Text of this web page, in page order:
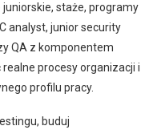
juniorskie, staże, programy
analyst, junior security
QA z komponentem
procesy organizacji i
profilu pracy.
buduj